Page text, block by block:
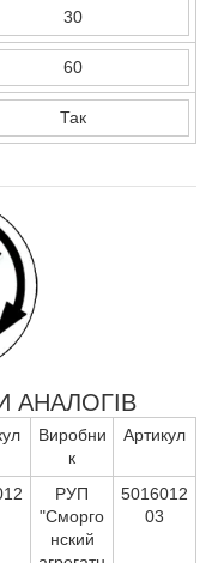
30
60
Так
АНАЛОГІВ
Виробни
к
Артикул
РУП
"Сморго
нский
5016012
03